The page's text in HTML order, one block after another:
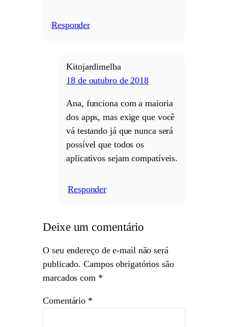
Responder
Kitojardimelba
18 de outubro de 2018
Ana, funciona com a maioria
dos apps, mas exige que você
vá testando já que nunca será
possível que todos os
aplicativos sejam compatíveis.
Responder
Deixe um comentário
O seu endereço de e-mail não será
publicado. Campos obrigatórios são
marcados com *
Comentário *